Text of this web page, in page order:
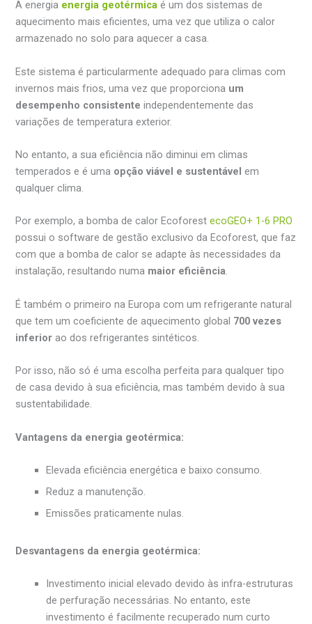
A energia energia geotérmica é um dos sistemas de
aquecimento mais eficientes, uma vez que utiliza o calor
armazenado no solo para aquecer a casa.
Este sistema é particularmente adequado para climas com
invernos mais frios, uma vez que proporciona um
desempenho consistente independentemente das
variações de temperatura exterior.
No entanto, a sua eficiência não diminui em climas
temperados e é uma opção viável e sustentável em
qualquer clima.
Por exemplo, a bomba de calor EcoforestecoGEO+ 1-6 PRO
possui o software de gestão exclusivo da Ecoforest, que faz
com que a bomba de calor se adapte às necessidades da
instalação, resultando numa maior eficiência.
É também o primeiro na Europa com um refrigerante natural
que tem um coeficiente de aquecimento global 700 vezes
inferior ao dos refrigerantes sintéticos.
Por isso, não só é uma escolha perfeita para qualquer tipo
de casa devido à sua eficiência, mas também devido à sua
sustentabilidade.
Vantagens da energia geotérmica:
Elevada eficiência energética e baixo consumo.
Reduz a manutenção.
Emissões praticamente nulas.
Desvantagens da energia geotérmica:
Investimento inicial elevado devido às infra-estruturas
de perfuração necessárias. No entanto, este
investimento é facilmente recuperado num curto